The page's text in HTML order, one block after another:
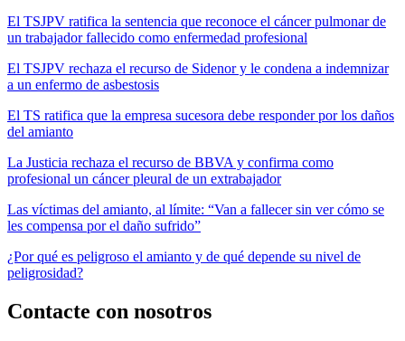
El TSJPV ratifica la sentencia que reconoce el cáncer pulmonar de
un trabajador fallecido como enfermedad profesional
El TSJPV rechaza el recurso de Sidenor y le condena a indemnizar
a un enfermo de asbestosis
El TS ratifica que la empresa sucesora debe responder por los daños
del amianto
La Justicia rechaza el recurso de BBVA y confirma como
profesional un cáncer pleural de un extrabajador
Las víctimas del amianto, al límite: “Van a fallecer sin ver cómo se
les compensa por el daño sufrido”
¿Por qué es peligroso el amianto y de qué depende su nivel de
peligrosidad?
Contacte con nosotros